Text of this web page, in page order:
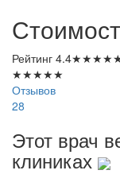
Рейтинг 4.4★★★★
★★★★★
Отзывов
28
Этот врач
клиниках